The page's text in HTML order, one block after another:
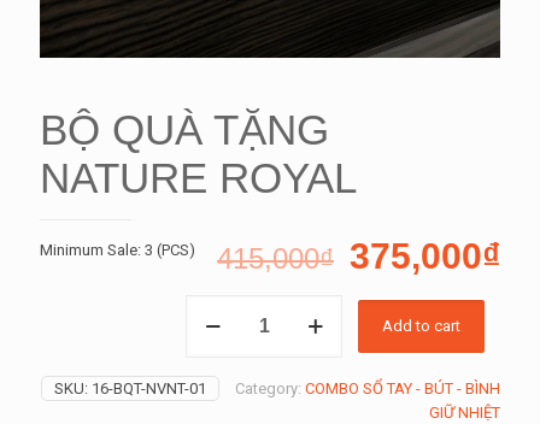
BỘ QUÀ TẶNG
NATURE ROYAL
415,000₫ 375,000₫
Minimum Sale: 3 (PCS)
QUÀ
NATURE
ROYAL
Add to cart
SKU: 16-BQT-NVNT-01 Category: COMBO SỔ TAY - BÚT - BÌNH
GIỮ NHIỆT